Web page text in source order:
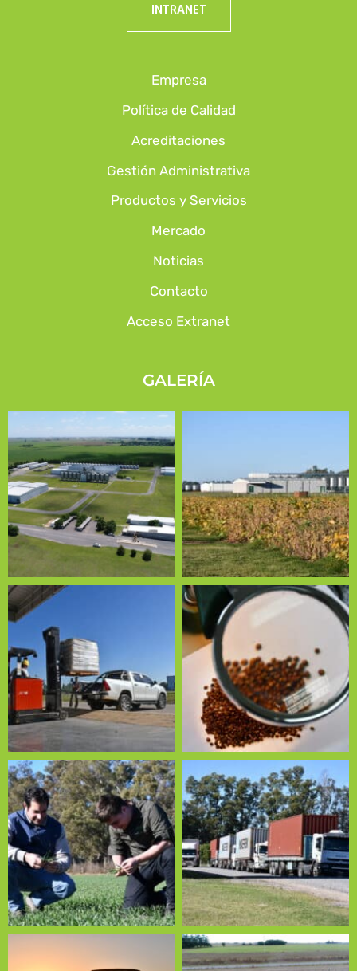
INTRANET
Empresa
Política de Calidad
Acreditaciones
Gestión Administrativa
Productos y Servicios
Mercado
Noticias
Contacto
Acceso Extranet
GALERÍA